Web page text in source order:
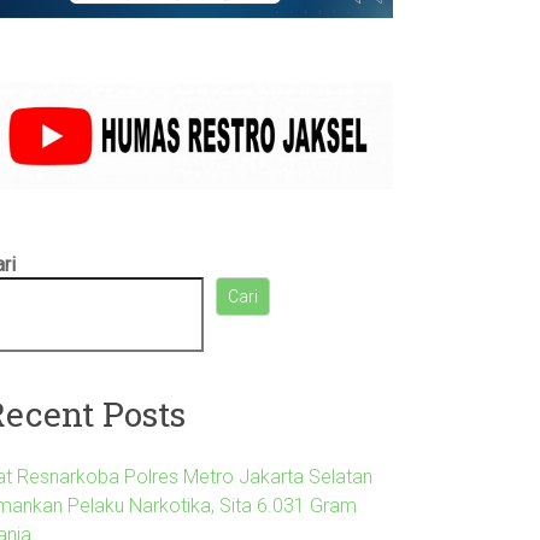
Cari
Posts
Resnarkoba Polres Metro Jakarta Selatan
Pelaku Narkotika, Sita 6.031 Gram